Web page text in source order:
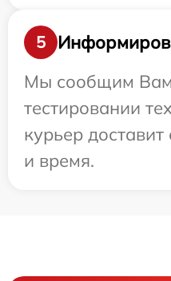
5
Мы сообщим
тестировании
курьер
и время.